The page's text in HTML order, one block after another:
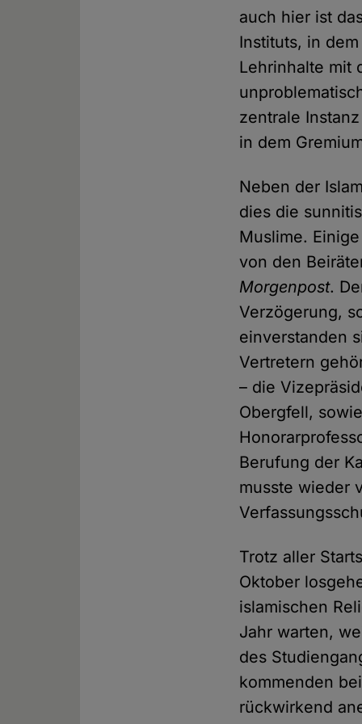
auch hier ist
Instituts, in
Lehrinhalte mit
zentrale
in dem
Neben der
dies die
Muslime.
von den
Morgenpost.
Verzögerung,
einverstanden
Vertretern
– die
Obergfell,
Berufung der
musste wieder
Trotz aller
Oktober
islamischen
Jahr warten,
des
kommenden
rückwirkend